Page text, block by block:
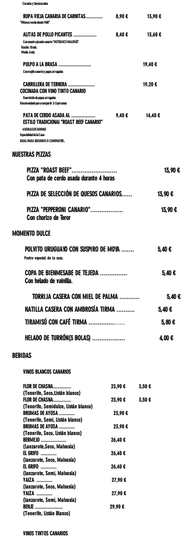
Curados y Semicurados
​ ROPA VIEJA CANARIA DE CARNITAS.............. 8,90 € 13,90 €
“Misma receta desde 1940”
ALITAS DE POLLO PICANTES ................... 8,40 € 13,60 €
Con nuestro picante canario “HOTSAUCE MALPAÍS"
Ración. 10 uds.
Media. 6 uds.
PULPO A LA BRASA ........................... 19,40 €
Con mojito canario y papas arrugadas
CARRILLERA DE TERNERA ...................... 19,20 €
COCINADA CON VINO TINTO CANARIO
Guarnición de papas arrugadas
Recomendado para compartir 2-3 personas
PATA DE CERDO ASADA AL .................... 9,40 € 14,40 €
​ ESTILO TRADICIONAl “ROAST BEEF CANARIO”
4 HORAS DE HORNO
Especialidad de la Casa
IDEAL PARA SEGUNDO O COMPARTIR.
NUESTRAS PIZZAS
PIZZA "ROAST BEEF"......................... 13,90 €
Con pata de cerdo asada durante 4 horas
PIZZA DE SELECCIÓN DE QUESOS CANARIOS...... 13,90 €
PIZZA "PEPPERONI CANARIO".................. 13,90 €
Con chorizo de Teror
MOMENTO DULCE
POLVITO URUGUAYO CON SUSPIRO DE MOYA ....... 5,40 €
Postre especial de la casa.
COPA DE BIENMESABE DE TEJEDA............... 5,40 €
Con helado de vainilla.
TORRIJA CASERA CON MIEL DE PALMA ........... 5,40 €
NATILLA CASERA CON AMBROSÍA TIRMA .......... 5,40 €
TIRAMISÚ CON CAFÉ TIRMA.................... 5,80€
HELADO DE TURRÓN(3 BOLAS) .................. 4,00 €
BEBIDAS
VINOS BLANCOS CANARIOS
FLOR DE CHASNA............... 23,90 € 3,50 €
(Tenerife, Seco,Listán blanco)
FLOR DE CHASNA............... 23,90 € 3,50 €
(Tenerife, Semidulce, Listán blanco)
BRUMAS DE AYOSA ............. 23,90 €
(Tenerife, Semi, Listán blanco)
BRUMAS DE AYOSA ............. 23,90 €
(Tenerife, Seco, Listán blanco)
BERMEJO ..................... 26,40 €
(Lanzarote,Seco, Malvasía)
EL GRIFO ............. 26,40 €
(lanzarote, Seco, Malvasía)
EL GRIFO ............. 26,40 €
(lanzarote, Semi, Malvasía)
YAIZA ............. 27,90 €
(lanzarote, Seco, Malvasía)
YAIZA ............. 27,90 €
(lanzarote, Semi, Malvasía)
BENJE ....................... 29,90 €
(Tenerife, Listán Blanco)
VINOS TINTOS CANARIOS